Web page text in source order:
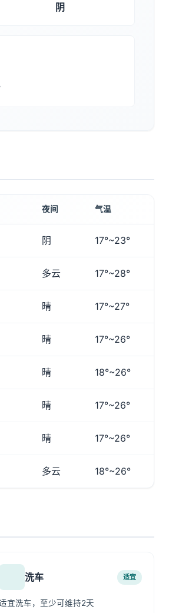
阴
夜间 气温
阴 17°~23°
多云 17°~28°
晴 17°~27°
晴 17°~26°
晴 18°~26°
晴 17°~26°
晴 17°~26°
多云 18°~26°
洗车 适宜
宜洗车，至少可维持2天